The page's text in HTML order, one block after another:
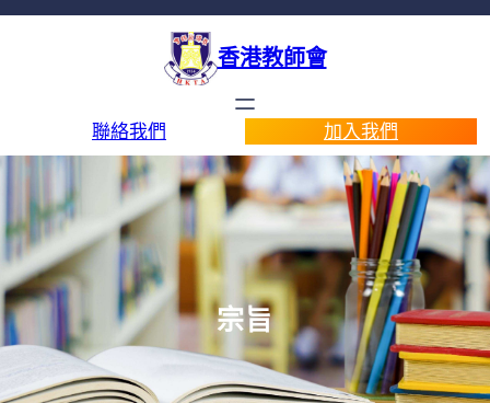
香港教師會
聯絡我們 加入我們
宗旨